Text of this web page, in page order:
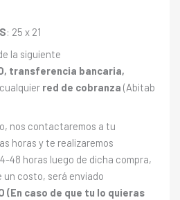
: 25 x 21
la siguiente
transferencia bancaria,
red de cobranza (Abitab
nos contactaremos a tu
horas y te realizaremos
48 horas luego de dicha compra,
un costo, será enviado
(En caso de que tu lo quieras